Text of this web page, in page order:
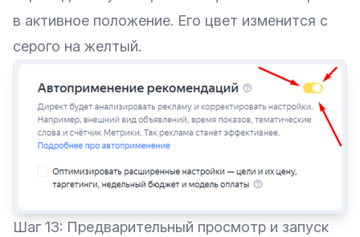
в активное положение. Его цвет изменится с
серого на желтый.
Шаг 13: Предварительный просмотр и запуск